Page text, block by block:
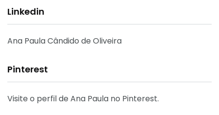
Linkedin
Ana Paula Cândido de Oliveira
Pinterest
Visite o perfil de Ana Paula no Pinterest.